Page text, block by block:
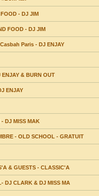
- DJ JIM
FOOD - DJ JIM
Paris - DJ ENJAY
ENJAY & BURN OUT
ENJAY
DJ MISS MAK
- OLD SCHOOL - GRATUIT
& GUESTS - CLASSIC'A
DJ CLARK & DJ MISS MA